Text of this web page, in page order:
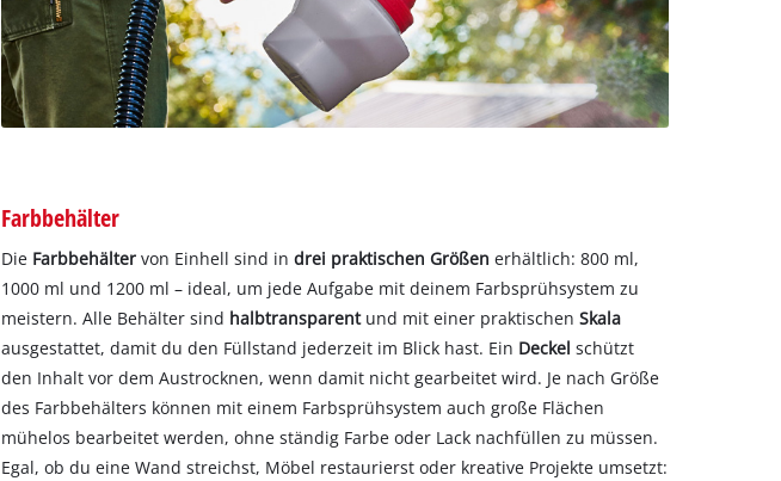
Farbbehälter
Die Farbbehälter von Einhell sind in drei praktischen Größen erhältlich: 800 ml,
1000 ml und 1200 ml – ideal, um jede Aufgabe mit deinem Farbsprühsystem zu
meistern. Alle Behälter sind halbtransparentund mit einer praktischen Skala
ausgestattet, damit du den Füllstand jederzeit im Blick hast. Ein Deckel schützt
den Inhalt vor dem Austrocknen, wenn damit nicht gearbeitet wird. Je nach Größe
des Farbbehälters können mit einem Farbsprühsystem auch große Flächen
mühelos bearbeitet werden, ohne ständig Farbe oder Lack nachfüllen zu müssen.
Egal, ob du eine Wand streichst, Möbel restaurierst oder kreative Projekte umsetzt: